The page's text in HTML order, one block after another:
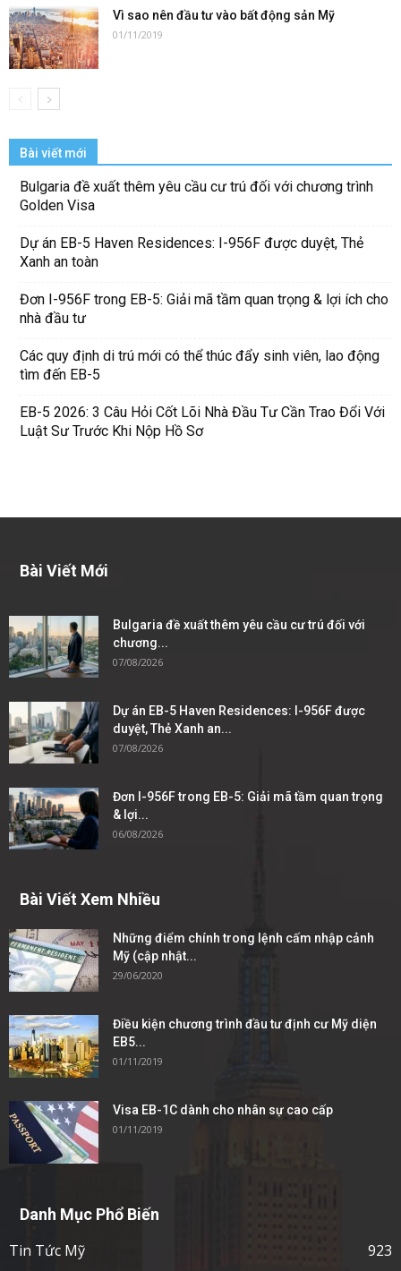
Vì sao nên đầu tư vào bất động sản Mỹ
01/11/2019
Bài viết mới
Bulgaria đề xuất thêm yêu cầu cư trú đối với chương trình
Golden Visa
Dự án EB-5 Haven Residences: I-956F được duyệt, Thẻ
Xanh an toàn
Đơn I-956F trong EB-5: Giải mã tầm quan trọng & lợi ích cho
nhà đầu tư
Các quy định di trú mới có thể thúc đẩy sinh viên, lao động
tìm đến EB-5
EB-5 2026: 3 Câu Hỏi Cốt Lõi Nhà Đầu Tư Cần Trao Đổi Với
Luật Sư Trước Khi Nộp Hồ Sơ
Bài Viết Mới
Bulgaria đề xuất thêm yêu cầu cư trú đối với
chương...
07/08/2026
Dự án EB-5 Haven Residences: I-956F được
duyệt, Thẻ Xanh an...
07/08/2026
Đơn I-956F trong EB-5: Giải mã tầm quan trọng
& lợi...
06/08/2026
Bài Viết Xem Nhiều
Những điểm chính trong lệnh cấm nhập cảnh
Mỹ (cập nhật...
29/06/2020
Điều kiện chương trình đầu tư định cư Mỹ diện
EB5...
01/11/2019
Visa EB-1C dành cho nhân sự cao cấp
01/11/2019
Danh Mục Phổ Biến
Tin Tức Mỹ
923